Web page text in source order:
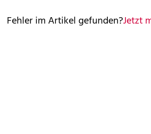
Fehler im Artikel gefunden?Jetzt